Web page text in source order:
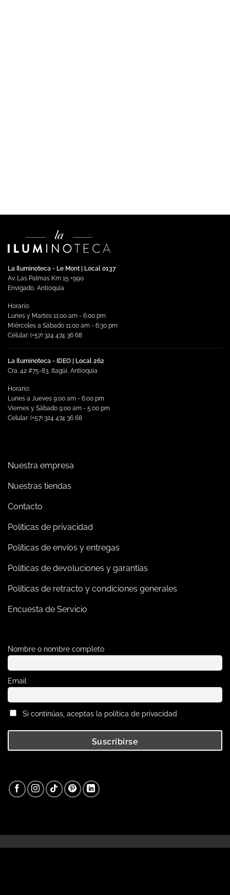
Las
opciones
se
pueden
elegir
la
página
de
producto
La Iluminoteca - Le Mont | Local 0137
Av. Las Palmas Km 15 +990
Envigado, Antioquia
Horario:
Lunes y Martes 11:00 am - 6:00 pm
Miércoles a Sábado 11:00 am - 6:30 pm
Celular: (+57) 324 474 36 68
La Iluminoteca - IDEO | Local 262
Cra. 42 #75-83, Itagüi, Antioquia
Horario:
Lunes a Jueves 9:00 am - 6:00 pm
Viernes y Sábado 9:00 am - 5:00 pm
Celular: (+57) 324 474 36 68
Nuestra empresa
Nuestras tiendas
Contacto
Políticas de privacidad
Políticas de envíos y entregas
Políticas de devoluciones y garantías
Políticas de retracto y condiciones generales
Encuesta de Servicio
Nombre o nombre completo
Email
Si continúas, aceptas la política de privacidad